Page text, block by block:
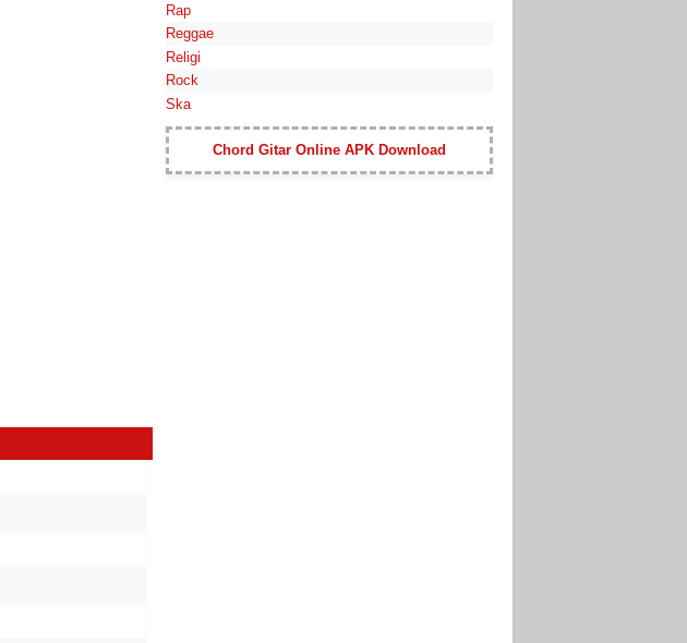
Rap
Reggae
Religi
Rock
Ska
Chord Gitar Online APK Download